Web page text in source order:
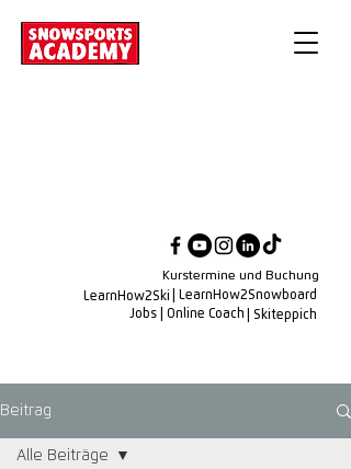
Kurstermine und Buchung
LearnHow2Ski
Jobs
| Skiteppich
| Online Coach
| LearnHow2Snowboard
Beitrag
Alle Beiträge